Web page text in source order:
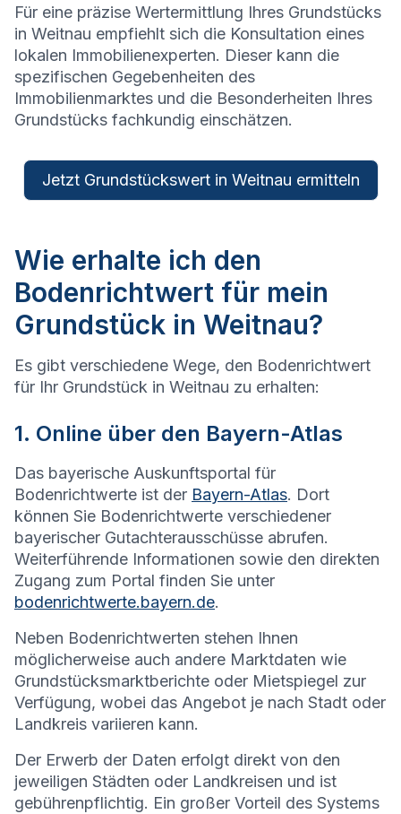
Für eine präzise Wertermittlung Ihres Grundstücks
in Weitnau empfiehlt sich die Konsultation eines
lokalen Immobilienexperten. Dieser kann die
spezifischen Gegebenheiten des
Immobilienmarktes und die Besonderheiten Ihres
Grundstücks fachkundig einschätzen.
Jetzt Grundstückswert in Weitnau ermitteln
Wie erhalte ich den
Bodenrichtwert für mein
Grundstück in Weitnau?
Es gibt verschiedene Wege, den Bodenrichtwert
für Ihr Grundstück in Weitnau zu erhalten:
1. Online über den Bayern-Atlas
Das bayerische Auskunftsportal für
Bodenrichtwerte ist der Bayern-Atlas. Dort
können Sie Bodenrichtwerte verschiedener
bayerischer Gutachterausschüsse abrufen.
Weiterführende Informationen sowie den direkten
Zugang zum Portal finden Sie unter
bodenrichtwerte.bayern.de.
Neben Bodenrichtwerten stehen Ihnen
möglicherweise auch andere Marktdaten wie
Grundstücksmarktberichte oder Mietspiegel zur
Verfügung, wobei das Angebot je nach Stadt oder
Landkreis variieren kann.
Der Erwerb der Daten erfolgt direkt von den
jeweiligen Städten oder Landkreisen und ist
gebührenpflichtig. Ein großer Vorteil des Systems